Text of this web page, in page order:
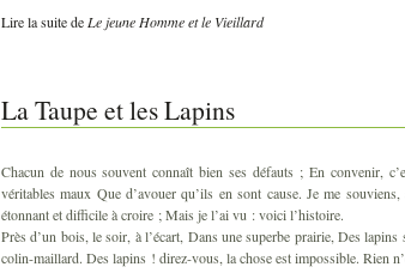
Lire la suitedeLe jeune Homme et le Vieillard
La Taupe et les Lapins
Chacun de nous souvent connaît bien ses défauts ; En convenir,
véritables maux Que d’avouer qu’ils en sont cause. Je me
étonnant et difficile à croire ; Mais je l’ai vu : voici l’histoire.
Près d’un bois, le soir, à l’écart, Dans une superbe prairie, Des
colin-maillard. Des lapins ! direz-vous, la chose est impossible. Rien